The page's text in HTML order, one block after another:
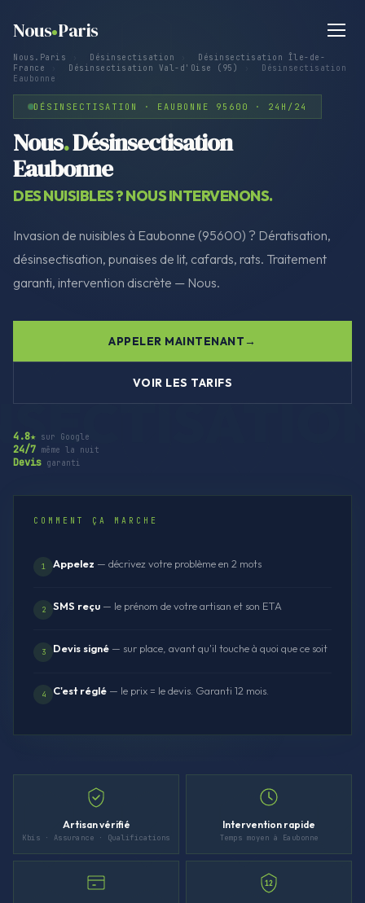
Nous Paris
Nous.Paris Désinsectisation
Désinsectisation Île-de-
France
Désinsectisation Val-d'Oise (95)
Désinsectisation
Eaubonne
DÉSINSECTISATION · EAUBONNE 95600 · 24H/24
Nous.Désinsectisation
Eaubonne
DES NUISIBLES ? NOUS INTERVENONS.
Invasion de nuisibles à Eaubonne (95600) ? Dératisation,
désinsectisation, punaises de lit, cafards, rats. Traitement
garanti, intervention discrète — Nous.
APPELER MAINTENANT
VOIR LES TARIFS
4.8★ sur Google
24/7 même la nuit
Devis garanti
COMMENT ÇA MARCHE
1 Appelez — décrivez votre problème en 2 mots
2 SMS reçu — le prénom de votre artisan et son ETA
3 Devis signé — sur place, avant qu'il touche à quoi que ce soit
4 C'est réglé — le prix = le devis. Garanti 12 mois.
Artisan vérifié
Kbis · Assurance · Qualifications
Intervention rapide
Temps moyen à Eaubonne
12